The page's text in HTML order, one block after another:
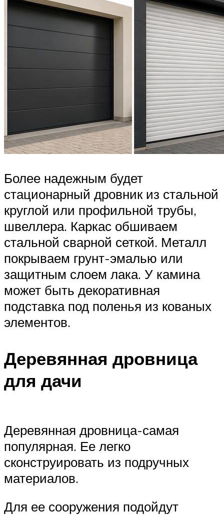
Более надежным будет
стационарный дровник из стальной
круглой или профильной трубы,
швеллера. Каркас обшиваем
стальной сварной сеткой. Металл
покрываем грунт-эмалью или
защитным слоем лака. У камина
может быть декоративная
подставка под поленья из кованых
элементов.
Деревянная дровница
для дачи
Деревянная дровница-самая
популярная. Ее легко
сконструировать из подручных
материалов.
Для ее сооружения подойдут